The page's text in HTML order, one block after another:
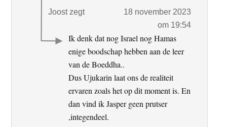
Joost zegt
18 november 2023
om 19:54
Ik denk dat nog Israel nog Hamas
enige boodschap hebben aan de leer
van de Boeddha..
Dus Ujukarin laat ons de realiteit
ervaren zoals het op dit moment is. En
dan vind ik Jasper geen prutser
,integendeel.